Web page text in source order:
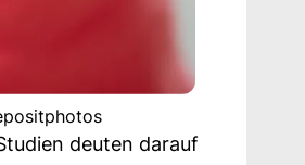
deuten darauf